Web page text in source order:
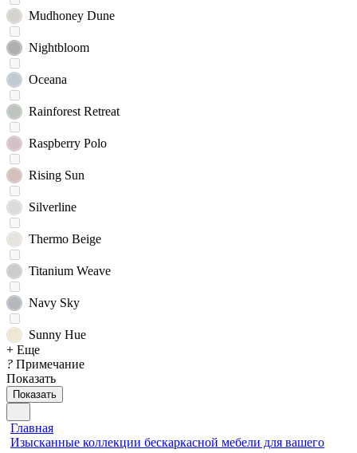
Mudhoney Dune
Nightbloom
Oceana
Rainforest Retreat
Raspberry Polo
Rising Sun
Silverline
Thermo Beige
Titanium Weave
Navy Sky
Sunny Hue
+ Еще
? Примечание
Показать
Показать
Главная
Изысканные коллекции бескаркасной мебели для вашего